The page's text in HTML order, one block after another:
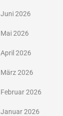
Juni 2026
Mai 2026
April 2026
März 2026
Februar 2026
Januar 2026